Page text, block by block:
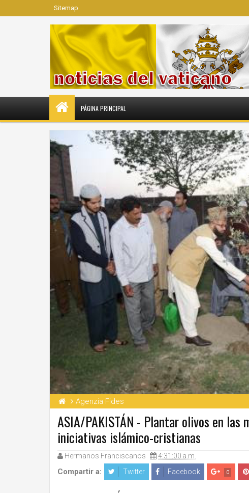
Sitemap
PÁGINA PRINCIPAL
Agenzia Fides
ASIA/PAKISTÁN - Plantar olivos en las
iniciativas islámico-cristianas
Hermanos Franciscanos 4:31:00 a.m.
Compartir a: Twitter Facebook 0